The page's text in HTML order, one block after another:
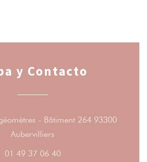
y Contacto
- Bâtiment 264 93300
Aubervilliers
01 49 37 06 40